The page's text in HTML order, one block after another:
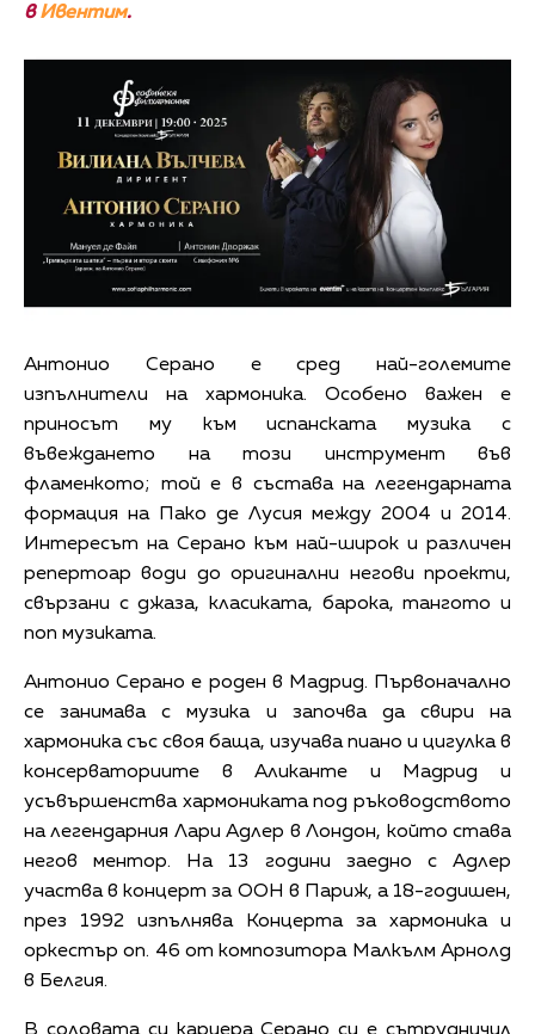
вИвентим.
Антонио Серано е сред най-големите
изпълнители на хармоника. Особено важен е
приносът му към испанската музика с
въвеждането на този инструмент във
фламенкото; той е в състава на легендарната
формация на Пако де Лусия между 2004 и 2014.
Интересът на Серано към най-широк и различен
репертоар води до оригинални негови проекти,
свързани с джаза, класиката, барока, тангото и
поп музиката.
Антонио Серано е роден в Мадрид. Първоначално
се занимава с музика и започва да свири на
хармоника със своя баща, изучава пиано и цигулка в
консерваториите в Аликанте и Мадрид и
усъвършенства хармониката под ръководството
на легендарния Лари Адлер в Лондон, който става
негов ментор. На 13 години заедно с Адлер
участва в концерт за ООН в Париж, а 18-годишен,
през 1992 изпълнява Концерта за хармоника и
оркестър оп. 46 от композитора Малкълм Арнолд
в Белгия.